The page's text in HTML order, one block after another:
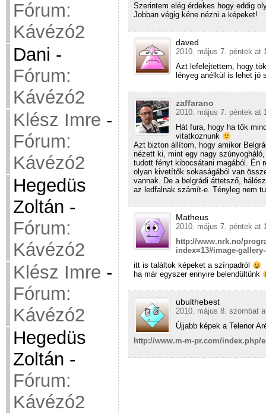
Fórum:
Kávézó2
Dani -
Fórum:
Kávézó2
Klész Imre -
Fórum:
Kávézó2
Hegedüs
Zoltán -
Fórum:
Kávézó2
Klész Imre -
Fórum:
Kávézó2
Hegedüs
Zoltán -
Fórum:
Kávézó2
Szerintem elég érdekes hogy eddig
Jobban végig kéne nézni a képeket!
daved
2010. május 7. péntek at
Azt lefelejtettem, hogy
lényeg anélkül is lehet jó
zaffarano
2010. május 7. péntek at
Hát fura, hogy ha tök
vitatkoznunk
Azt bizton állítom, hogy amikor
nézett ki, mint egy nagy
tudott fényt kibocsátani magából. Én
olyan kivetítők sokaságából van
vannak. De a belgrádi áttetsző,
az ledfalnak számít-e. Tényleg nem
Matheus
2010. május 7. péntek at
http://www.nrk.no/
index=13#image-
itt is találtok képeket a színpadról
ha már egyszer ennyire belendültünk
ubulthebest
2010. május 8. szombat
Újjabb képek a Telenor
http://www.m-m-pr.com/index.php/